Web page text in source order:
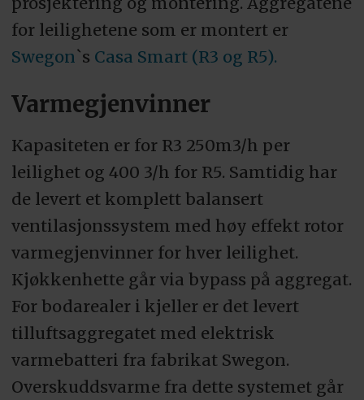
for leilighetene som er montert er
Swegon`s Casa Smart (R3 og R5).
Varmegjenvinner
Kapasiteten er for R3 250m3/h per
leilighet og 400 3/h for R5. Samtidig har
de levert et komplett balansert
ventilasjonssystem med høy effekt rotor
varmegjenvinner for hver leilighet.
Kjøkkenhette går via bypass på aggregat.
For bodarealer i kjeller er det levert
tilluftsaggregatet med elektrisk
varmebatteri fra fabrikat Swegon.
Overskuddsvarme fra dette systemet går